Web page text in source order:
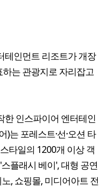
테인먼트 리조트가 개장
는 관광지로 자리잡고
한 인스파이어 엔터테인
)는 포레스트·선·오션 타
타일의 1200개 이상 객
플래시 베이', 대형 공연
, 쇼핑몰, 미디어아트 전